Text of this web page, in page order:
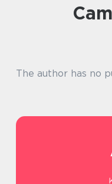
The author has no